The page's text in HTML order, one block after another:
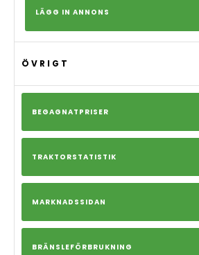
LÄGG IN ANNONS
ÖVRIGT
BEGAGNATPRISER
TRAKTORSTATISTIK
MARKNADSSIDAN
BRÄNSLEFÖRBRUKNING